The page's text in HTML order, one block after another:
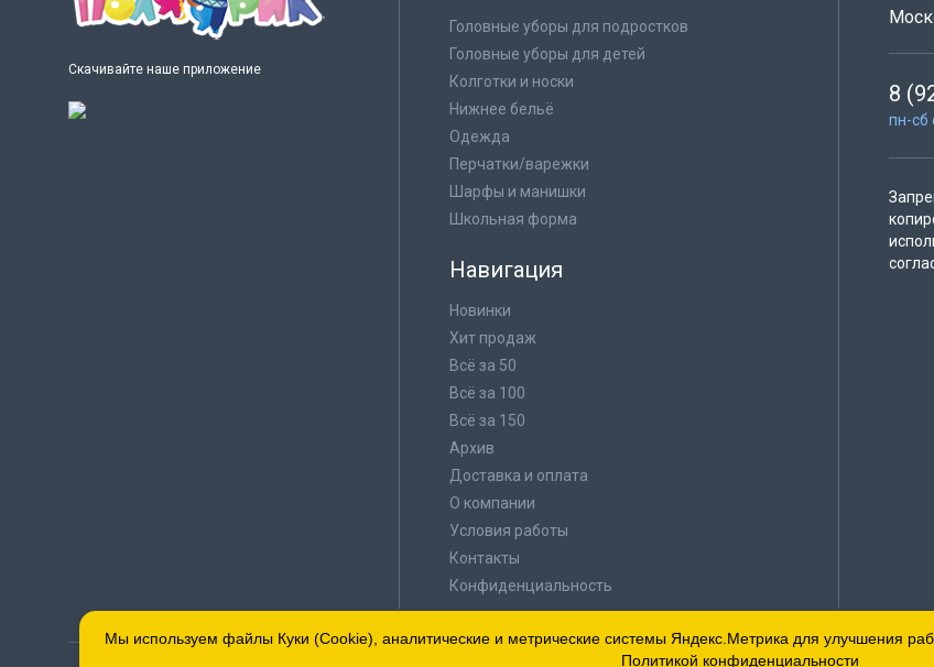
Скачивайте наше приложение
Головные уборы для подростков
Головные уборы для детей
Колготки и носки
Нижнее бельё
Одежда
Перчатки/варежки
Шарфы и манишки
Школьная форма
Навигация
Новинки
Хит продаж
Всё за 50
Всё за 100
Всё за 150
Архив
Доставка и оплата
О компании
Условия работы
Контакты
Конфиденциальность
8
пн-сб
Мы используем файлы Куки (Cookie), аналитические и метрические системы Яндекс.Метрика для улучшения
Политикой конфиденциальности